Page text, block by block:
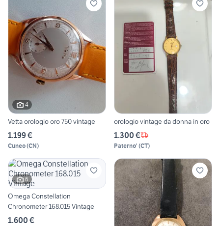
4
Vetta orologio oro 750 vintage
1.199 €
Cuneo(CN)
orologio vintage da donna in oro
1.300 €
Paterno' (CT)
6
Omega Constellation
Chronometer 168.015 Vintage
1.600 €